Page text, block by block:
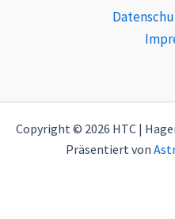
Copyright © 2026 HTC |
Präsentiert von